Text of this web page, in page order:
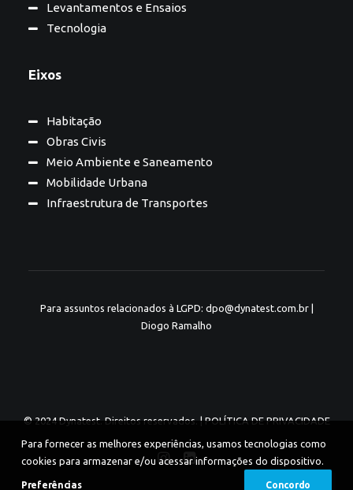
Levantamentos e Ensaios
Tecnologia
Eixos
Habitação
Obras Civis
Meio Ambiente e Saneamento
Mobilidade Urbana
Infraestrutura de Transportes
Para assuntos relacionados à LGPD: dpo@dynatest.com.br |
Diogo Ramalho
© 2024 Dynatest. Direitos reservados. | POLÍTICA DE PRIVACIDADE
Para fornecer as melhores experiências, usamos tecnologias como
cookies para armazenar e/ou acessar informações do dispositivo.
Preferências Concordo